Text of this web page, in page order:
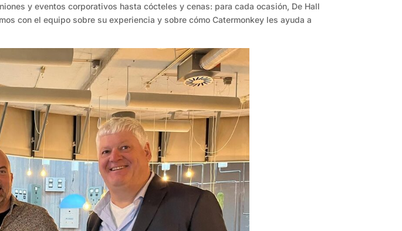
y eventos corporativos hasta cócteles y cenas: para cada ocasión, De Hall
con el equipo sobre su experiencia y sobre cómo Catermonkey les ayuda a